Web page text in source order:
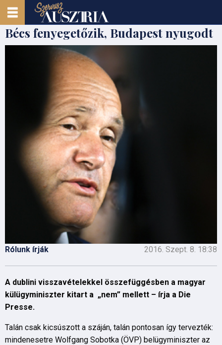
Bécs fenyegetőzik, Budapest nyugodt
Rólunk írják 2016. Szept. 8. 18:38
A dublini visszavételekkel összefüggésben a magyar
külügyminiszter kitart a „nem” mellett – írja a Die
Presse.
Talán csak kicsúszott a száján, talán pontosan így tervezték:
mindenesetre Wolfgang Sobotka (ÖVP) belügyminiszter az